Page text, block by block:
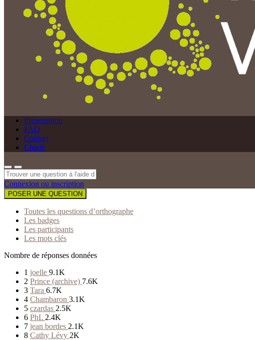
Présentation
FAQ
Contact
Charte
Connexion ou inscription
POSER UNE QUESTION
Toutes les questions d’orthographe
Les badges
Les participants
Les mots clés
Nombre de réponses données
1 joelle 9.1K
2 Prince (archive) 7.6K
3 Tara 6.7K
4 Chambaron 3.1K
5 czardas 2.5K
6 PhL 2.4K
7 jean bordes 2.1K
8 Cathy Lévy 2K